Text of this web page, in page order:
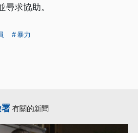
尋求協助。
暴力
有關的新聞